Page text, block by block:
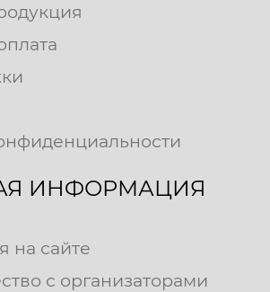
ИНФОРМАЦИЯ
на сайте
с организаторами